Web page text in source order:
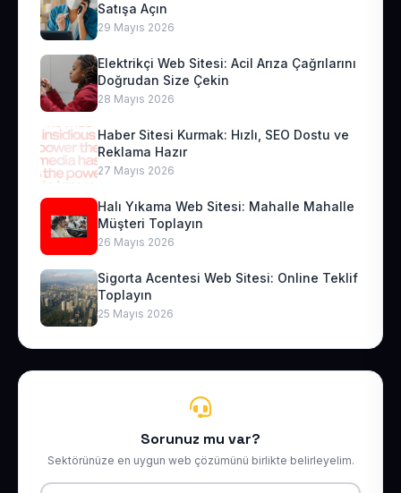
Satışa Açın
29 Mayıs 2026
Elektrikçi Web Sitesi: Acil Arıza Çağrılarını
Doğrudan Size Çekin
28 Mayıs 2026
Haber Sitesi Kurmak: Hızlı, SEO Dostu ve
Reklama Hazır
27 Mayıs 2026
Halı Yıkama Web Sitesi: Mahalle Mahalle
Müşteri Toplayın
26 Mayıs 2026
Sigorta Acentesi Web Sitesi: Online Teklif
Toplayın
25 Mayıs 2026
Sorunuz mu var?
Sektörünüze en uygun web çözümünü birlikte belirleyelim.